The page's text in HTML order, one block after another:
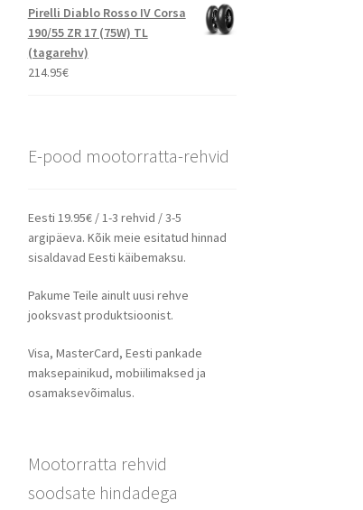
Pirelli Diablo Rosso IV Corsa
190/55 ZR 17 (75W) TL
(tagarehv)
214.95€
E-pood mootorratta-rehvid
Eesti 19.95€ / 1-3 rehvid / 3-5
argipäeva. Kõik meie esitatud hinnad
sisaldavad Eesti käibemaksu.
Pakume Teile ainult uusi rehve
jooksvast produktsioonist.
Visa, MasterCard, Eesti pankade
maksepainikud, mobiilimaksed ja
osamaksevõimalus.
Mootorratta rehvid
soodsate hindadega